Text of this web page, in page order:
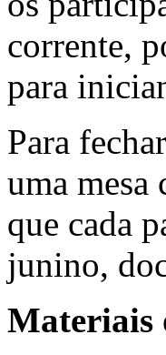
corrente,
para
Para
uma mesa
que cada
junino,
Materiais